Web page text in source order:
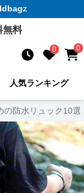
無料
0 0
人気ランキング
の防水リュック10選